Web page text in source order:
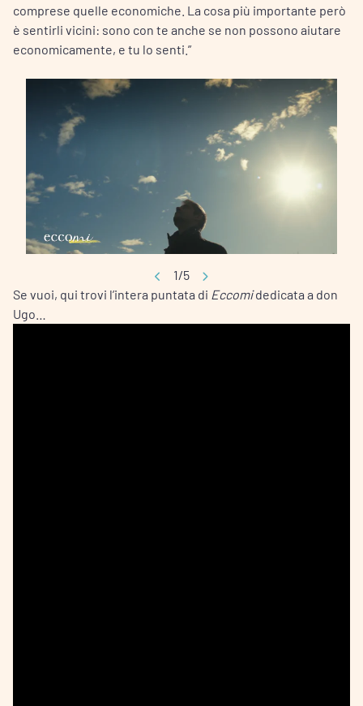
comprese quelle economiche. La cosa più importante però
è sentirli vicini: sono con te anche se non possono aiutare
economicamente, e tu lo senti.”
1/5
Se vuoi, qui trovi l’intera puntata di Eccomidedicata a don
Ugo…